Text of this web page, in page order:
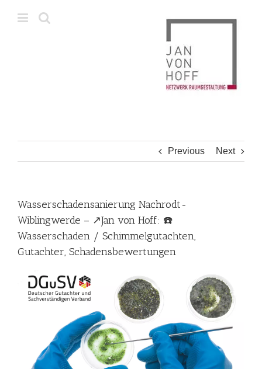
Previous Next
Wasserschadensanierung Nachrodt-
Wiblingwerde – ↗️Jan von Hoff: ☎️
Wasserschaden / Schimmelgutachten,
Gutachter, Schadensbewertungen